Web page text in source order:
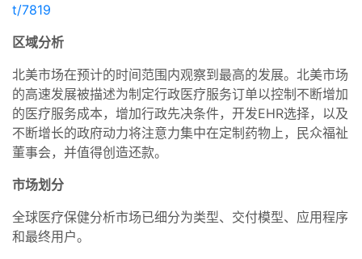
t/7819
区域分析
北美市场在预计的时间范围内观察到最高的发展。北美市场
的高速发展被描述为制定行政医疗服务订单以控制不断增加
的医疗服务成本，增加行政先决条件，开发EHR选择，以及
不断增长的政府动力将注意力集中在定制药物上，民众福祉
董事会，并值得创造还款。
市场划分
全球医疗保健分析市场已细分为类型、交付模型、应用程序
和最终用户。